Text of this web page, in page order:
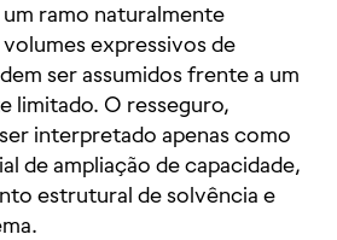
ramo naturalmente
expressivos de
ser assumidos frente a um
limitado. O resseguro,
interpretado apenas como
de ampliação de capacidade,
estrutural de solvência e